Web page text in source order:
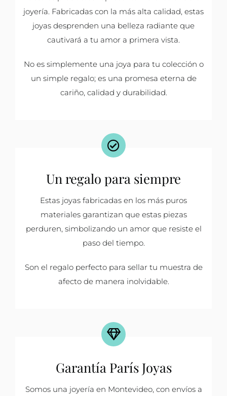
joyería. Fabricadas con la más alta calidad, estas
joyas desprenden una belleza radiante que
cautivará a tu amor a primera vista.
No es simplemente una joya para tu colección o
un simple regalo; es una promesa eterna de
cariño, calidad y durabilidad.
Un regalo para siempre
Estas joyas fabricadas en los más puros
materiales garantizan que estas piezas
perduren, simbolizando un amor que resiste el
paso del tiempo.
Son el regalo perfecto para sellar tu muestra de
afecto de manera inolvidable.
Garantía París Joyas
Somos una joyería en Montevideo, con envíos a